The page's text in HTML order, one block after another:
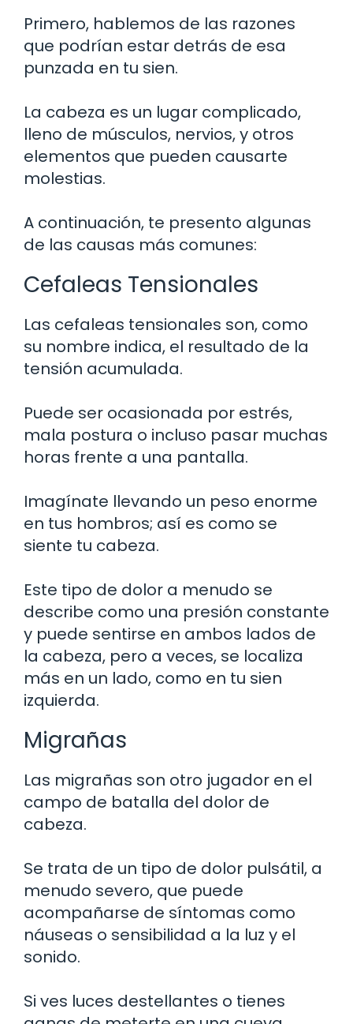
Primero, hablemos de las razones
que podrían estar detrás de esa
punzada en tu sien.
La cabeza es un lugar complicado,
lleno de músculos, nervios, y otros
elementos que pueden causarte
molestias.
A continuación, te presento algunas
de las causas más comunes:
Cefaleas Tensionales
Las cefaleas tensionales son, como
su nombre indica, el resultado de la
tensión acumulada.
Puede ser ocasionada por estrés,
mala postura o incluso pasar muchas
horas frente a una pantalla.
Imagínate llevando un peso enorme
en tus hombros; así es como se
siente tu cabeza.
Este tipo de dolor a menudo se
describe como una presión constante
y puede sentirse en ambos lados de
la cabeza, pero a veces, se localiza
más en un lado, como en tu sien
izquierda.
Migrañas
Las migrañas son otro jugador en el
campo de batalla del dolor de
cabeza.
Se trata de un tipo de dolor pulsátil, a
menudo severo, que puede
acompañarse de síntomas como
náuseas o sensibilidad a la luz y el
sonido.
Si ves luces destellantes o tienes